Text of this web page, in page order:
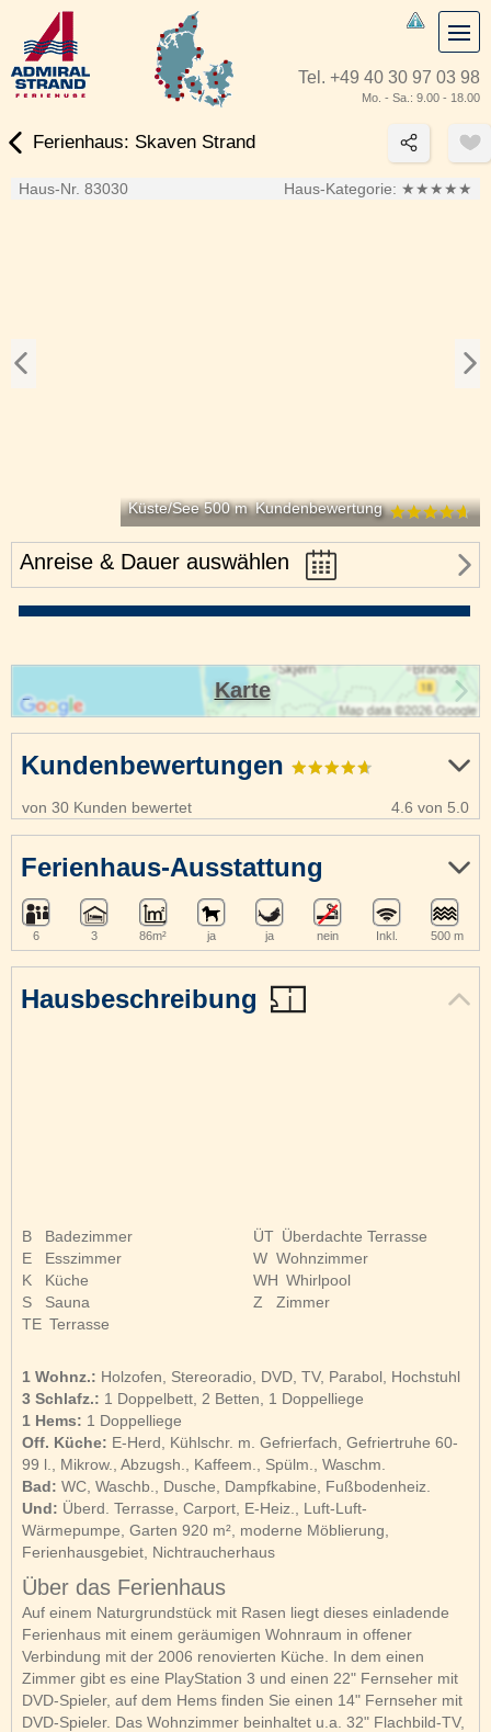
Tel. +49 40 30 97 03 98
Mo. - Sa.: 9.00 - 18.00
Ferienhaus: Skaven Strand
Haus-Nr. 83030 Haus-Kategorie: ★★★★★
Küste/See 500 m Kundenbewertung
Anreise & Dauer auswählen
Hausbeschreibung
B
Badezimmer
E
Esszimmer
K
Küche
S
Sauna
TE Terrasse
ÜT Überdachte Terrasse
W Wohnzimmer
WH Whirlpool
Z
Zimmer
1 Wohnz.: Holzofen, Stereoradio, DVD, TV, Parabol, Hochstuhl
3 Schlafz.: 1 Doppelbett, 2 Betten, 1 Doppelliege
1 Hems: 1 Doppelliege
Off. Küche: E-Herd, Kühlschr. m. Gefrierfach, Gefriertruhe 60-
99 l., Mikrow., Abzugsh., Kaffeem., Spülm., Waschm.
Bad: WC, Waschb., Dusche, Dampfkabine, Fußbodenheiz.
Und: Überd. Terrasse, Carport, E-Heiz., Luft-Luft-
Wärmepumpe, Garten 920 m², moderne Möblierung,
Ferienhausgebiet, Nichtraucherhaus
Über das Ferienhaus
Auf einem Naturgrundstück mit Rasen liegt dieses einladende
Ferienhaus mit einem geräumigen Wohnraum in offener
Verbindung mit der 2006 renovierten Küche. In dem einen
Zimmer gibt es eine PlayStation 3 und einen 22" Fernseher mit
DVD-Spieler, auf dem Hems finden Sie einen 14" Fernseher mit
DVD-Spieler. Das Wohnzimmer beinhaltet u.a. 32" Flachbild-TV,
Kundenbewertungen
von 30 Kunden bewertet 4.6 von 5.0
Ferienhaus-Ausstattung
6 3 86m² ja ja nein Inkl. 500 m
Karte